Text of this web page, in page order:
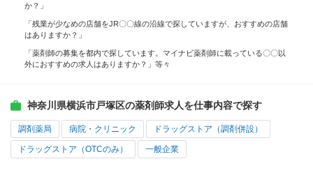
か？」
「残業が少なめの店舗をJR〇〇線の沿線で探していますが、おすすめの店舗
はありますか？」
「薬剤師の募集を都内で探しています。マイナビ薬剤師に載っている〇〇以
外におすすめの求人はありますか？」等々
神奈川県横浜市戸塚区の薬剤師求人を仕事内容で探す
調剤薬局 病院・クリニック ドラッグストア（調剤併設）
ドラッグストア（OTCのみ） 一般企業